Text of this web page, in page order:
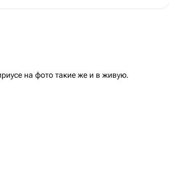
на фото такие же и в живую.